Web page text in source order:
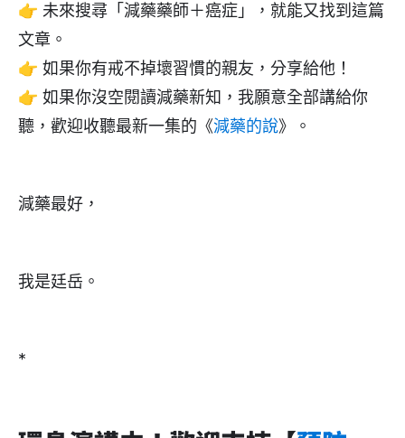
👉 未來搜尋「減藥藥師＋癌症」，就能又找到這篇
文章。
👉 如果你有戒不掉壞習慣的親友，分享給他！
👉 如果你沒空閱讀減藥新知，我願意全部講給你
聽，歡迎收聽最新一集的《減藥的說》。
減藥最好，
我是廷岳。
*